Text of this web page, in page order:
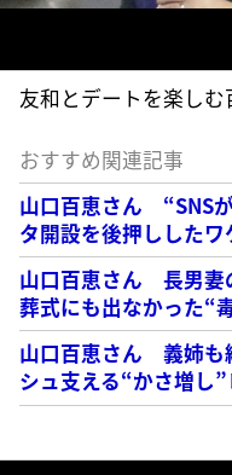
友和とデートを楽しむ
おすすめ関連記事
山口百恵さん “SNS
タ開設を後押ししたワ
山口百恵さん 長男妻
葬式にも出なかった“
山口百恵さん 義姉も
シュ支える“かさ増し